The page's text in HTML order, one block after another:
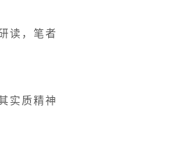
读，笔者
实质精神